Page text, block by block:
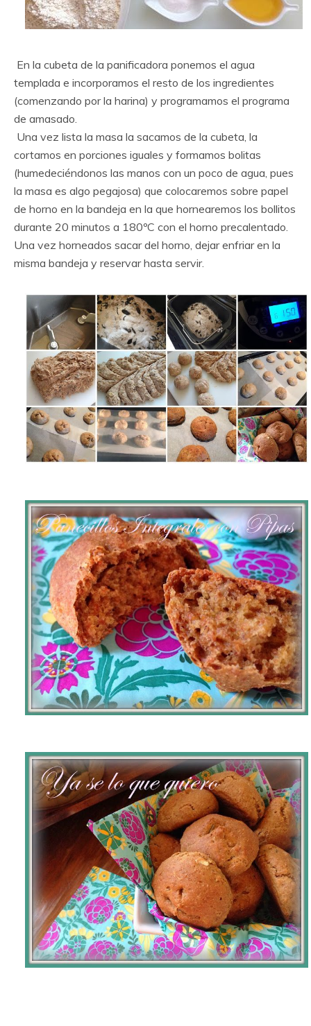
En la cubeta de la panificadora ponemos el agua
templada e incorporamos el resto de los ingredientes
(comenzando por la harina) y programamos el programa
de amasado.
Una vez lista la masa la sacamos de la cubeta, la
cortamos en porciones iguales y formamos bolitas
(humedeciéndonos las manos con un poco de agua, pues
la masa es algo pegajosa) que colocaremos sobre papel
de horno en la bandeja en la que hornearemos los bollitos
durante 20 minutos a 180ºC con el horno precalentado.
Una vez horneados sacar del horno, dejar enfriar en la
misma bandeja y reservar hasta servir.